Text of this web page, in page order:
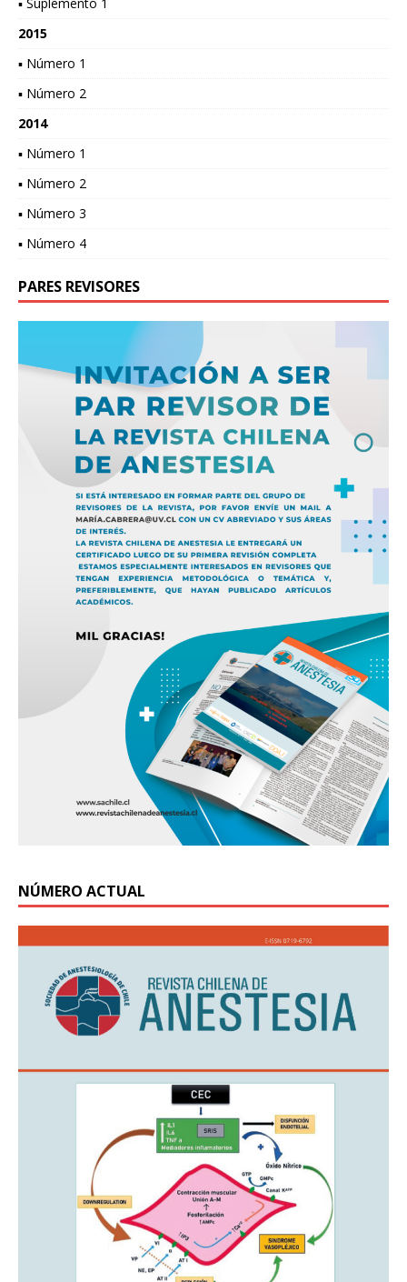
2015
▪ Número 1
▪ Número 2
2014
▪ Número 1
▪ Número 2
▪ Número 3
▪ Número 4
PARES REVISORES
NÚMERO ACTUAL